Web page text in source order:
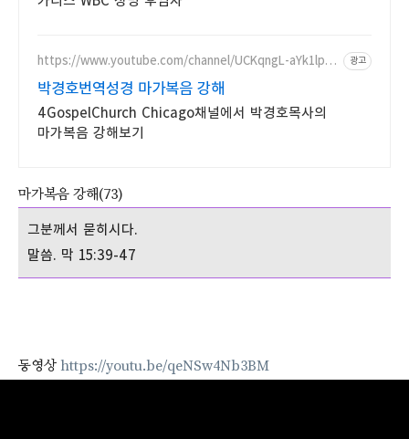
https://www.youtube.com/channel/UCKqngL-aYk1lpQ
광고
박경호번역성경 마가복음 강해
4GospelChurch Chicago채널에서 박경호목사의
마가복음 강해보기
마가복음 강해(73)
그분께서 묻히시다.
말씀. 막 15:39-47
동영상 https://youtu.be/qeNSw4Nb3BM